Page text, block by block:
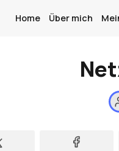
Home Über mich